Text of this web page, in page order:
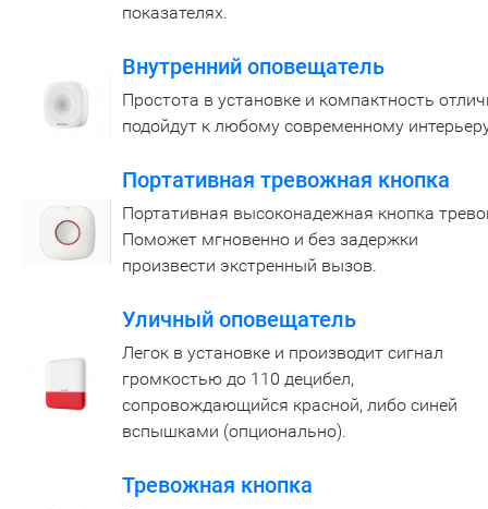
показателях.
Внутренний оповещатель
Простота в установке и компактность
подойдут к любому современному
Портативная тревожная кнопка
Портативная высоконадежная кнопка
Поможет мгновенно и без задержки
произвести экстренный вызов.
Уличный оповещатель
Легок в установке и производит сигнал
громкостью до 110 децибел,
сопровождающийся красной, либо синей
вспышками (опционально).
Тревожная кнопка